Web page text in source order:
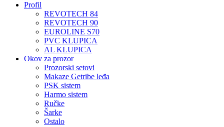
Profil
REVOTECH 84
REVOTECH 90
EUROLINE S70
PVC KLUPICA
AL KLUPICA
Okov za prozor
Prozorski setovi
Makaze Getribe leđa
PSK sistem
Harmo sistem
Ručke
Šarke
Ostalo